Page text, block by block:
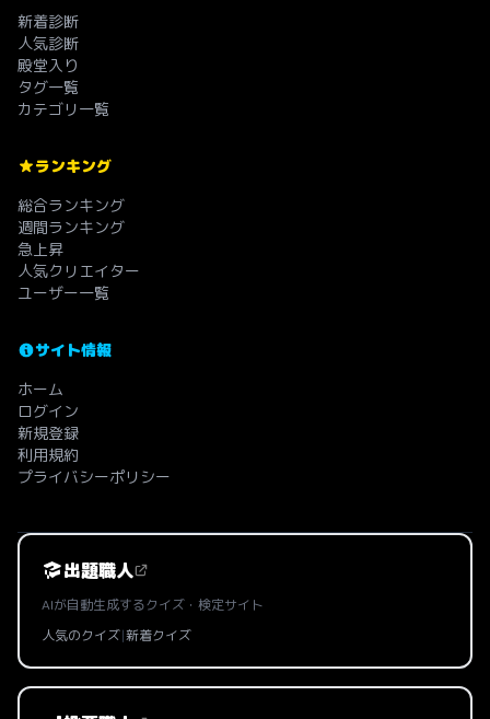
新着診断
人気診断
殿堂入り
タグ一覧
カテゴリ一覧
ランキング
総合ランキング
週間ランキング
急上昇
人気クリエイター
ユーザー一覧
サイト情報
ホーム
ログイン
新規登録
利用規約
プライバシーポリシー
出題職人
AIが自動生成するクイズ・検定サイト
人気のクイズ|新着クイズ